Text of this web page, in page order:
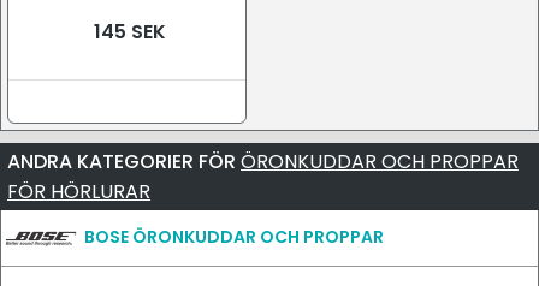
145 SEK
ANDRA KATEGORIER FÖR ÖRONKUDDAR OCH PROPPAR
FÖR HÖRLURAR
BOSE ÖRONKUDDAR OCH PROPPAR